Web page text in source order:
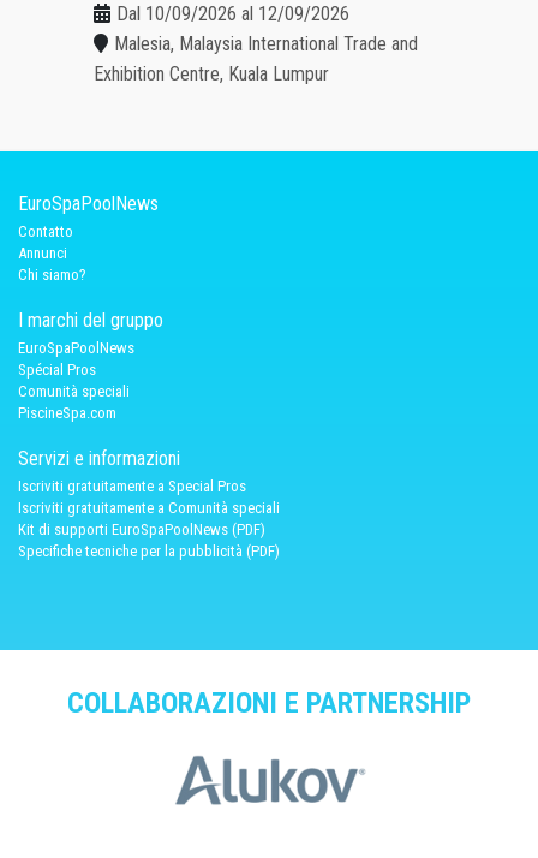
Dal 10/09/2026 al 12/09/2026
Malesia, Malaysia International Trade and
Exhibition Centre, Kuala Lumpur
EuroSpaPoolNews
Contatto
Annunci
Chi siamo?
I marchi del gruppo
EuroSpaPoolNews
Spécial Pros
Comunità speciali
PiscineSpa.com
Servizi e informazioni
Iscriviti gratuitamente a Special Pros
Iscriviti gratuitamente a Comunità speciali
Kit di supporti EuroSpaPoolNews (PDF)
Specifiche tecniche per la pubblicità (PDF)
COLLABORAZIONI E PARTNERSHIP